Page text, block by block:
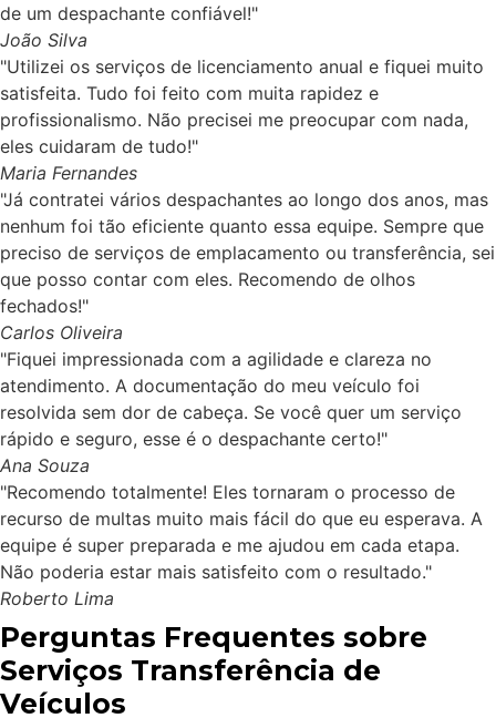
de um despachante confiável!"
João Silva
"Utilizei os serviços de licenciamento anual e fiquei muito
satisfeita. Tudo foi feito com muita rapidez e
profissionalismo. Não precisei me preocupar com nada,
eles cuidaram de tudo!"
Maria Fernandes
"Já contratei vários despachantes ao longo dos anos, mas
nenhum foi tão eficiente quanto essa equipe. Sempre que
preciso de serviços de emplacamento ou transferência, sei
que posso contar com eles. Recomendo de olhos
fechados!"
Carlos Oliveira
"Fiquei impressionada com a agilidade e clareza no
atendimento. A documentação do meu veículo foi
resolvida sem dor de cabeça. Se você quer um serviço
rápido e seguro, esse é o despachante certo!"
Ana Souza
"Recomendo totalmente! Eles tornaram o processo de
recurso de multas muito mais fácil do que eu esperava. A
equipe é super preparada e me ajudou em cada etapa.
Não poderia estar mais satisfeito com o resultado."
Roberto Lima
Perguntas Frequentes sobre
Serviços Transferência de
Veículos